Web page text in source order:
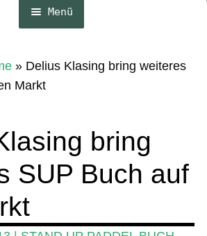
Menü
» Delius Klasing bring weiteres
Markt
bring
SUP Buch auf